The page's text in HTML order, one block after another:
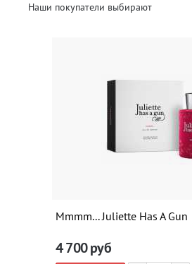
Наши покупатели выбирают
Mmmm... Juliette Has A Gun
4 700руб